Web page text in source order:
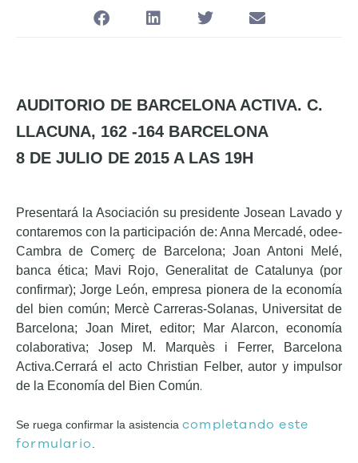
AUDITORIO DE BARCELONA ACTIVA. C.
LLACUNA, 162 -164 BARCELONA
8 DE JULIO DE 2015 A LAS 19H
Presentará la Asociación su presidente Josean Lavado y
contaremos con la participación de: Anna Mercadé, odee-
Cambra de Comerç de Barcelona; Joan Antoni Melé,
banca ética; Mavi Rojo, Generalitat de Catalunya (por
confirmar); Jorge León, empresa pionera de la economía
del bien común; Mercè Carreras-Solanas, Universitat de
Barcelona; Joan Miret, editor; Mar Alarcon, economía
colaborativa; Josep M. Marquès i Ferrer, Barcelona
Activa.Cerrará el acto Christian Felber, autor y impulsor
de la Economía del Bien Común.
Se ruega confirmar la asistencia completando este
formulario